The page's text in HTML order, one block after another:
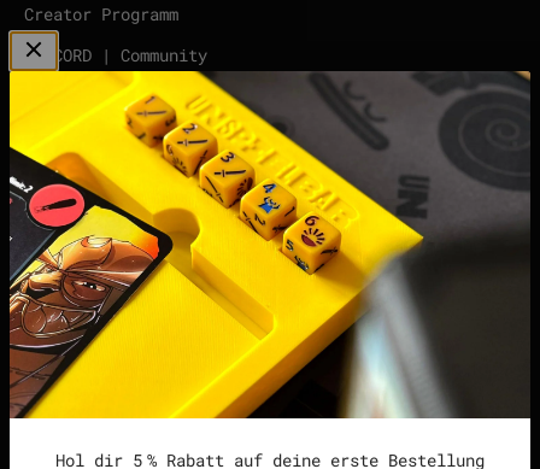
Hol dir 5 % Rabatt auf deine erste Bestellung
Creator Programm
DISCORD | Community
points | Score Tracker
Podcast
Impressum
Datenschutzerklärung
Widerrufsrecht &
Widerrufsformular
Allgemeine
Geschäftsbedingungen